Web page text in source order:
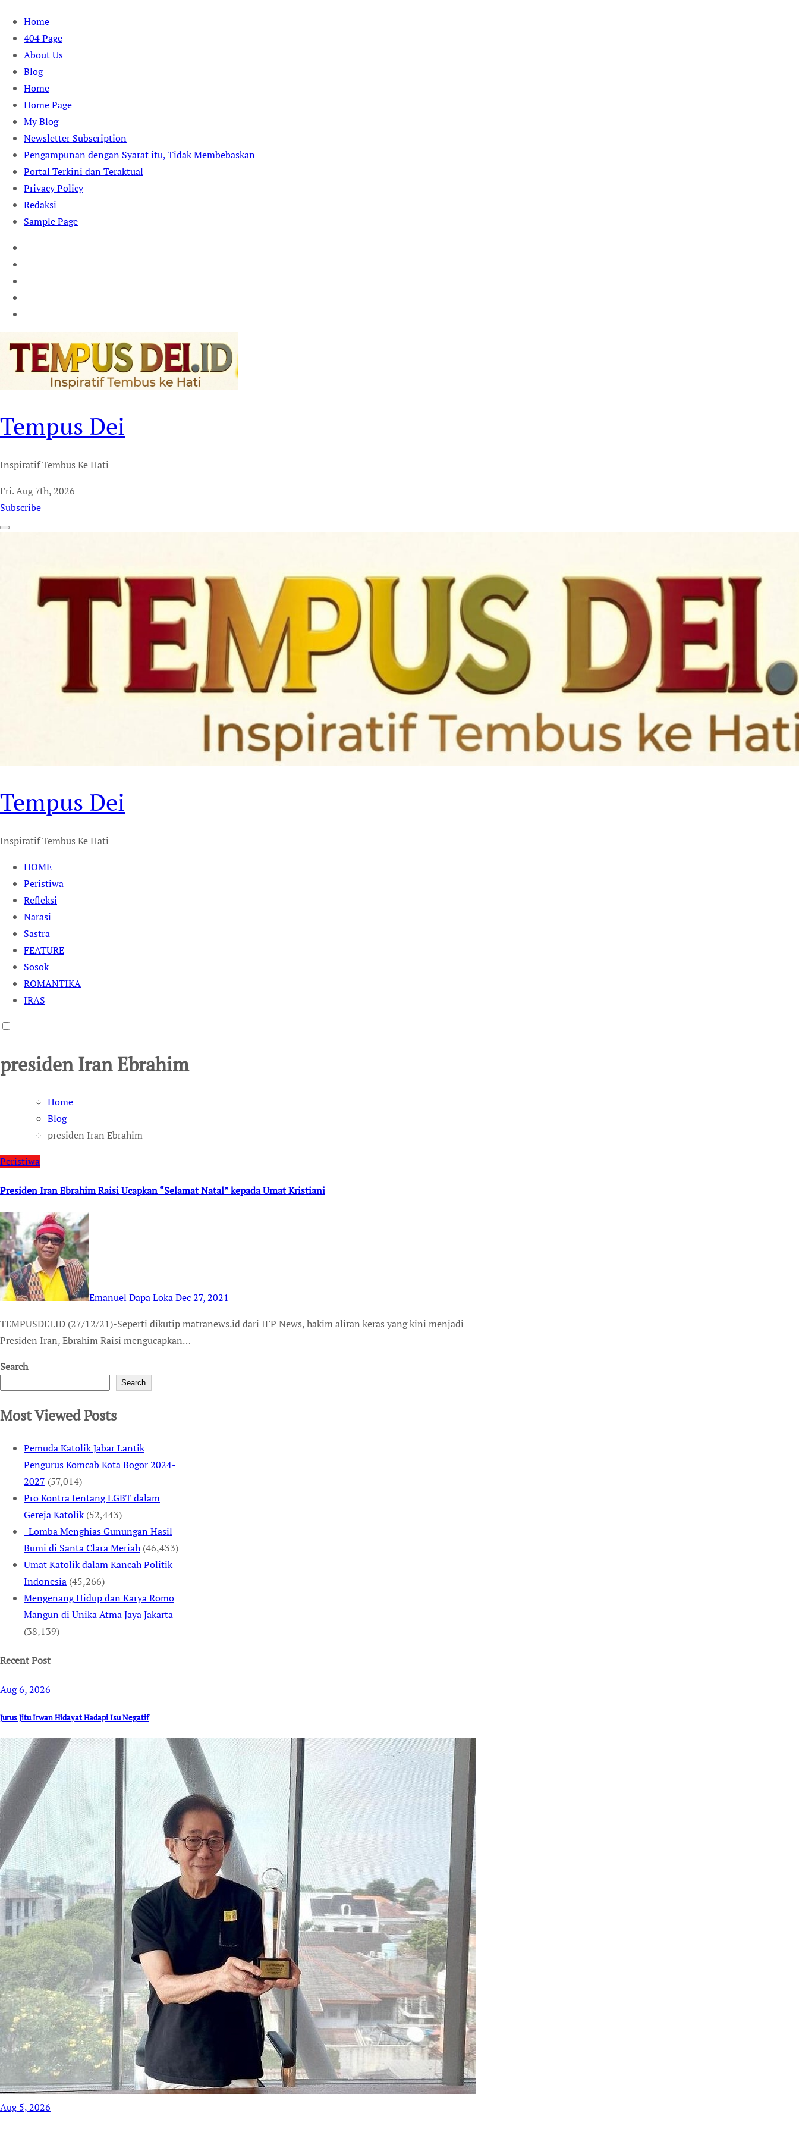
Skip
content
Home
404 Page
About Us
Blog
Home
Home Page
My Blog
Newsletter Subscription
Pengampunan dengan Syarat itu, Tidak Membebaskan
Portal Terkini dan Teraktual
Privacy Policy
Redaksi
Sample Page
Tempus Dei
Inspiratif Tembus Ke Hati
Fri. Aug 7th, 2026
Subscribe
Tempus Dei
Inspiratif Tembus Ke Hati
HOME
Peristiwa
Refleksi
Narasi
Sastra
FEATURE
Sosok
ROMANTIKA
IRAS
presiden Iran Ebrahim
Home
Blog
presiden Iran Ebrahim
Peristiwa
Presiden Iran Ebrahim Raisi Ucapkan “Selamat Natal” kepada Umat Kristiani
Emanuel Dapa LokaDec 27, 2021
TEMPUSDEI.ID (27/12/21)-Seperti dikutip matranews.id dari IFP News, hakim aliran keras yang kini menjadi
Presiden Iran, Ebrahim Raisi mengucapkan…
Search
Search
Most Viewed Posts
Pemuda Katolik Jabar Lantik
Pengurus Komcab Kota Bogor 2024-
2027 (57,014)
Pro Kontra tentang LGBT dalam
Gereja Katolik (52,443)
Lomba Menghias Gunungan Hasil
Bumi di Santa Clara Meriah (46,433)
Umat Katolik dalam Kancah Politik
Indonesia (45,266)
Mengenang Hidup dan Karya Romo
Mangun di Unika Atma Jaya Jakarta
(38,139)
Recent Post
Aug 6, 2026
Jurus Jitu Irwan Hidayat Hadapi Isu Negatif
Aug 5, 2026